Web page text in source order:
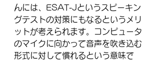
んには、ESAT-Jというスピーキン
グテストの対策にもなるというメリ
ットが考えられます。コンピュータ
のマイクに向かって音声を吹き込む
形式に対して慣れるという意味で